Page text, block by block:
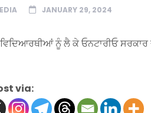
JANUARY 29, 2024
via: